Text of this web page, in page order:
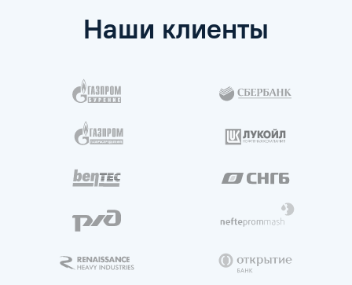
Наши клиенты